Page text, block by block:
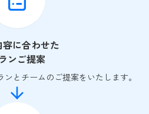
に合わせた
ンご提案
とチームのご提案をいたします。